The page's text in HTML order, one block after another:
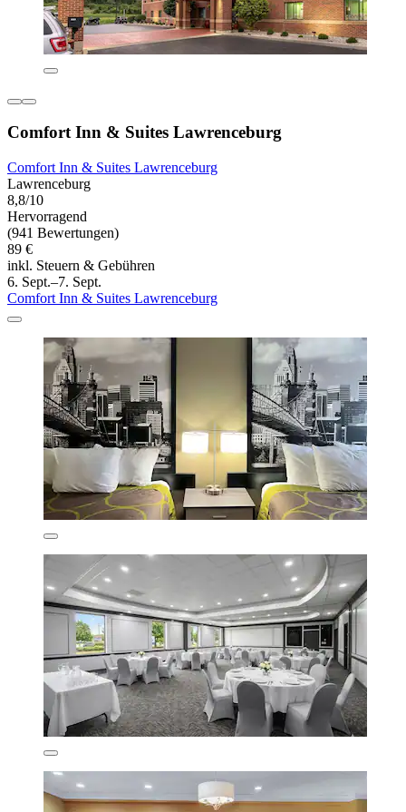
Comfort Inn & Suites Lawrenceburg
Comfort Inn & Suites Lawrenceburg
Lawrenceburg
8,8/10
Hervorragend
(941 Bewertungen)
89 €
inkl. Steuern & Gebühren
6. Sept.–7. Sept.
Comfort Inn & Suites Lawrenceburg